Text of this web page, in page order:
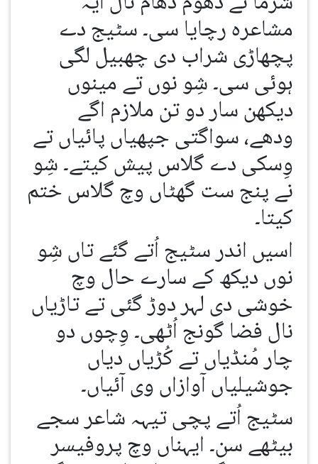
مشاعرہ رچایا سی۔ سٹیج دے
پچھاڑی شراب دی چھبیل لگی
ہوئی سی۔ شِو نوں تے مینوں
دیکھن سار دو تن ملازم اگے
ودھے، سواگتی جپھیاں پائیاں تے
وِسکی دے گلاس پیش کیتے۔ شِو
نے پنج ست گھٹاں وچ گلاس ختم
کیتا۔
اسیں اندر سٹیج اُتے گئے تاں شِو
نوں دیکھ کے سارے حال وچ
خوشی دی لہر دوڑ گئی تے تاڑیاں
نال فضا گونج اُٹھی۔ وِچوں دو
چار مُنڈیاں تے کُڑیاں دیاں
جوشیلیاں آوازاں وی آئیاں۔
سٹیج اُتے پچی تیہہ شاعر سجے
بیٹھے سن۔ ایہناں وچ پروفیسر